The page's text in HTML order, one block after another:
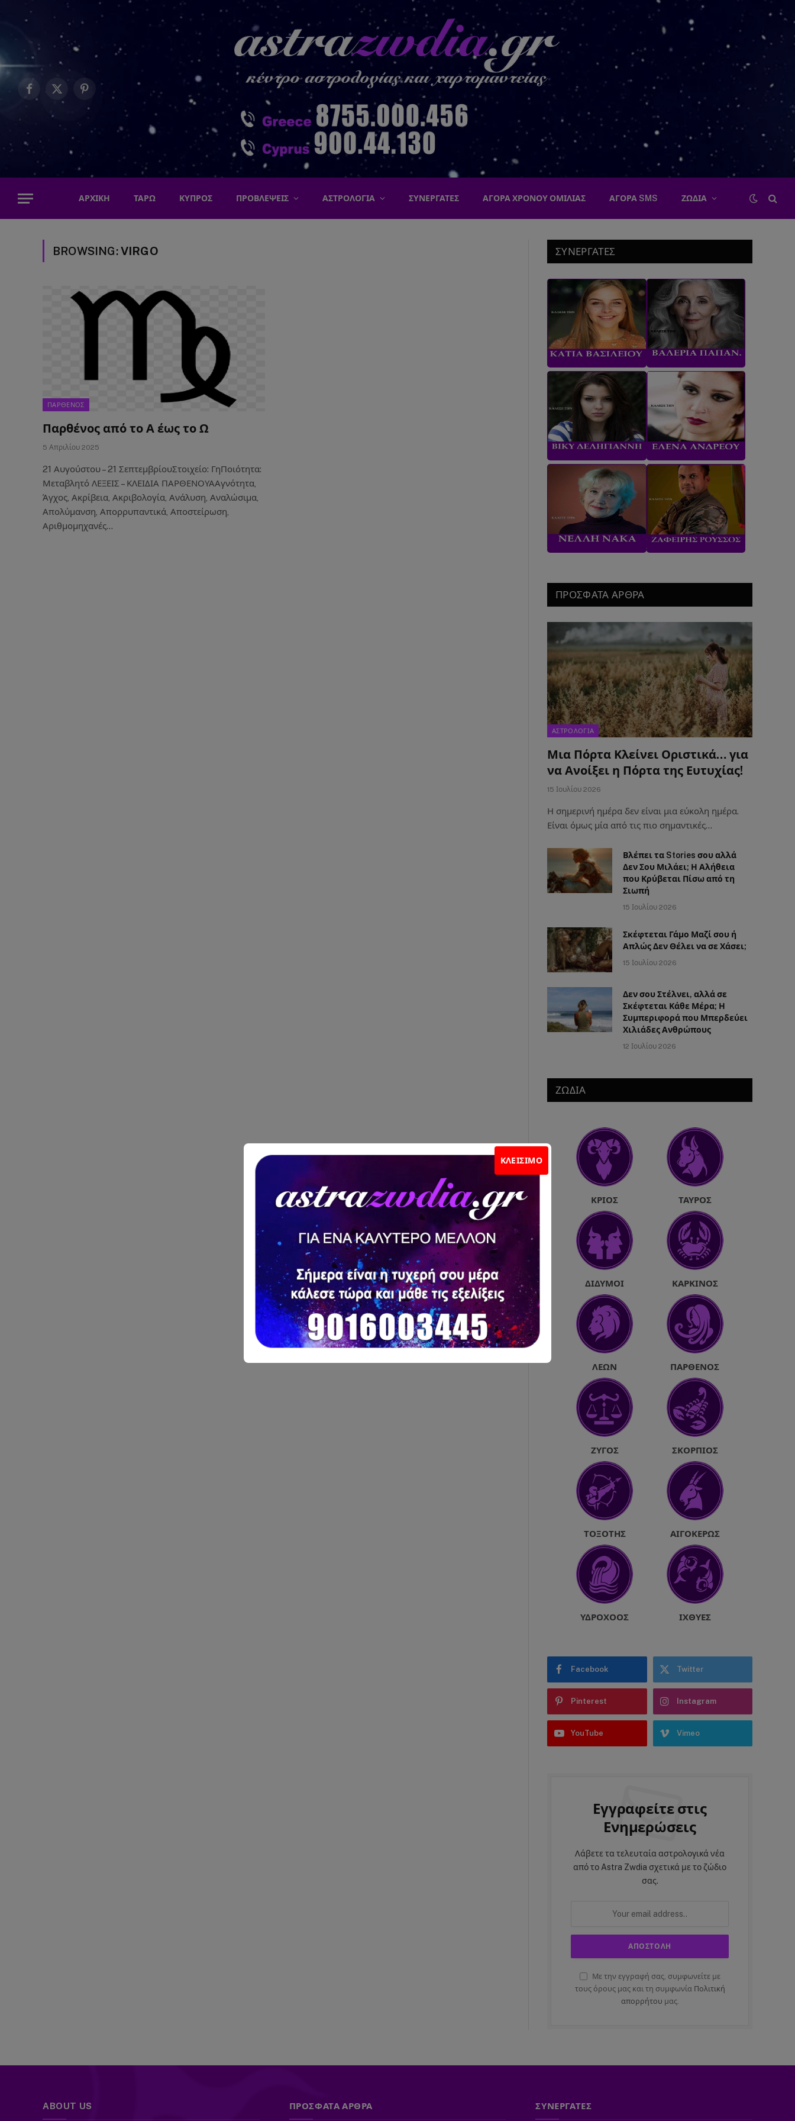
ΚΛΕΊΣΙΜΟ
Facebook
X
(Twitter)
Pinterest
ΑΡΧΙΚΗ ΤΑΡΩ ΚΥΠΡΟΣ ΠΡΟΒΛΕΨΕΙΣ ΑΣΤΡΟΛΟΓΙΑ ΣΥΝΕΡΓΑΤΕΣ ΑΓΟΡΑ ΧΡΟΝΟΥ ΟΜΙΛΙΑΣ ΑΓΟΡΑ SMS ΖΩΔΙΑ
BROWSING:VIRGO
ΠΑΡΘΕΝΟΣ
Παρθένος από το Α έως το Ω
5 Απριλίου 2025
21 Αυγούστου – 21 ΣεπτεμβρίουΣτοιχείο: ΓηΠοιότητα:
Μεταβλητό ΛΕΞΕΙΣ – ΚΛΕΙΔΙΑ ΠΑΡΘΕΝΟΥΑΑγνότητα,
Άγχος, Ακρίβεια, Ακριβολογία, Ανάλυση, Αναλώσιμα,
Απολύμανση, Απορρυπαντικά, Αποστείρωση,
Αριθμομηχανές…
ΣΥΝΕΡΓΑΤΕΣ
ΠΡΟΣΦΑΤΑ ΑΡΘΡΑ
ΑΣΤΡΟΛΟΓΙΑ
Μια Πόρτα Κλείνει Οριστικά… για
να Ανοίξει η Πόρτα της Ευτυχίας!
15 Ιουλίου 2026
Η σημερινή ημέρα δεν είναι μια εύκολη ημέρα.
Είναι όμως μία από τις πιο σημαντικές…
Βλέπει τα Stories σου αλλά
Δεν Σου Μιλάει; Η Αλήθεια
που Κρύβεται Πίσω από τη
Σιωπή
15 Ιουλίου 2026
Σκέφτεται Γάμο Μαζί σου ή
Απλώς Δεν Θέλει να σε Χάσει;
15 Ιουλίου 2026
Δεν σου Στέλνει, αλλά σε
Σκέφτεται Κάθε Μέρα; Η
Συμπεριφορά που Μπερδεύει
Χιλιάδες Ανθρώπους
12 Ιουλίου 2026
ΖΩΔΙΑ
ΚΡΙΌΣ ΤΑΎΡΟΣ
ΔΊΔΥΜΟΙ ΚΑΡΚΊΝΟΣ
ΛΈΩΝ ΠΑΡΘΈΝΟΣ
ΖΥΓΌΣ ΣΚΟΡΠΙΌΣ
ΤΟΞΌΤΗΣ ΑΙΓΌΚΕΡΩΣ
ΥΔΡΟΧΌΟΣ ΙΧΘΎΕΣ
Facebook Twitter
Pinterest Instagram
YouTube Vimeo
Εγγραφείτε στις
Ενημερώσεις
Λάβετε τα τελευταία αστρολογικά νέα
από το Astra Zwdia σχετικά με το ζώδιο
σας.
Με την εγγραφή σας, συμφωνείτε με
τους όρους μας και τη συμφωνία Πολιτική
απορρήτου μας.
ABOUT US ΠΡΟΣΦΑΤΑ ΑΡΘΡΑ ΣΥΝΕΡΓΑΤΕΣ